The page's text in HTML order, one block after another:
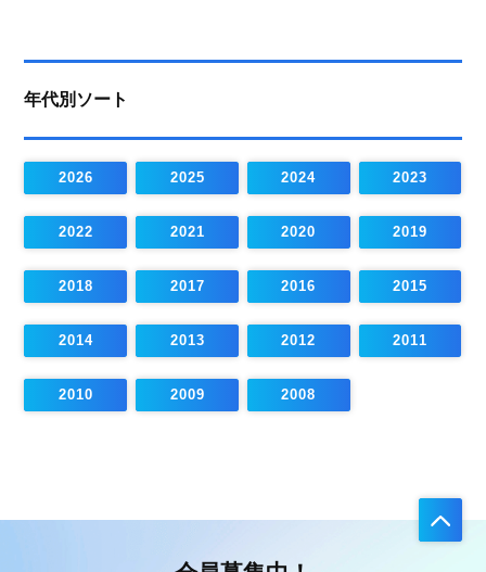
年代別ソート
2026 2025 2024 2023
2022 2021 2020 2019
2018 2017 2016 2015
2014 2013 2012 2011
2010 2009 2008